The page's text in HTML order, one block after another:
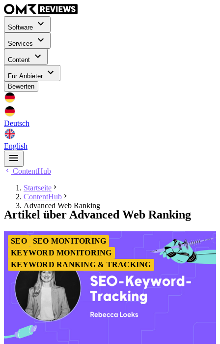
Software
Services
Content
Für Anbieter
Bewerten
Deutsch
English
ContentHub
Startseite
ContentHub
Advanced Web Ranking
Artikel über Advanced Web Ranking
SEO
SEO MONITORING
KEYWORD MONITORING
KEYWORD RANKING & TRACKING